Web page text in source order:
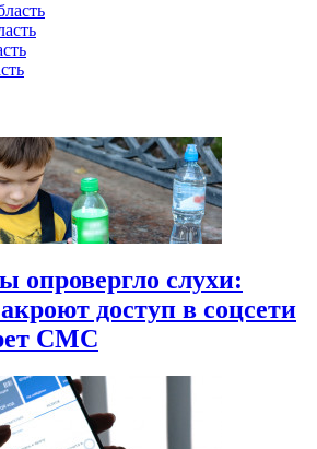
слухи:
доступ в соцсети
СМС